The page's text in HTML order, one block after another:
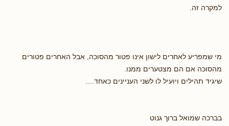
למקרה זה.
מי שמפריע לאחרים לישון אינו פטור מהסוכה, אבל האחרים פטורים
מהסוכה אם הם מצטערים ממנו.
שיגיד תהילים ויועיל לו לשני העניינים כאחד....
בברכה שמואל ברוך גנוט